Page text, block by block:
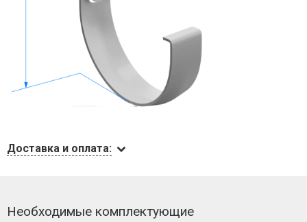
Доставка и оплата:
Необходимые комплектующие